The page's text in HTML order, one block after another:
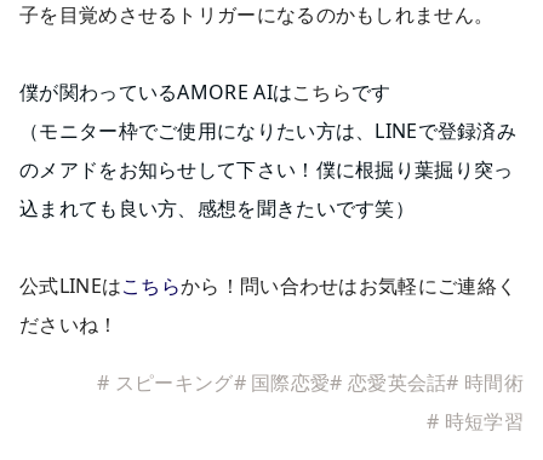
子を目覚めさせるトリガーになるのかもしれません。
僕が関わっているAMORE AIはこちらです
（モニター枠でご使用になりたい方は、LINEで登録済み
のメアドをお知らせして下さい！僕に根掘り葉掘り突っ
込まれても良い方、感想を聞きたいです笑）
公式LINEはこちらから！問い合わせはお気軽にご連絡く
ださいね！
# スピーキング# 国際恋愛# 恋愛英会話# 時間術
# 時短学習